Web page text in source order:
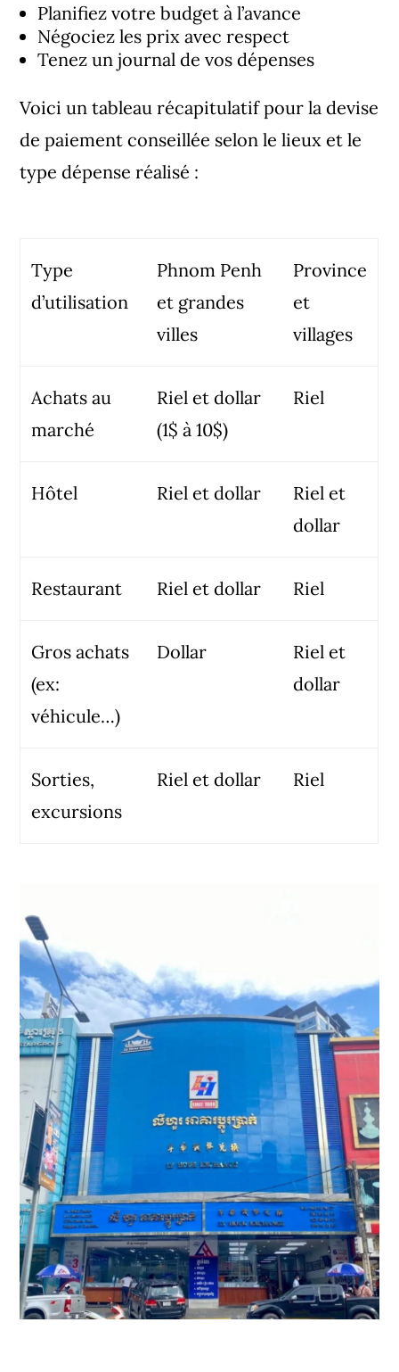
Planifiez votre budget à l’avance
Négociez les prix avec respect
Tenez un journal de vos dépenses
Voici un tableau récapitulatif pour la devise
de paiement conseillée selon le lieux et le
type dépense réalisé :
Type
d’utilisation
Phnom Penh
et grandes
villes
Province
et
villages
Achats au
marché
Riel et dollar
(1$ à 10$)
Riel
Hôtel Riel et dollar
Riel et
dollar
Restaurant Riel et dollar Riel
Gros achats
(ex:
véhicule…)
Dollar
Riel et
dollar
Sorties,
excursions
Riel et dollar Riel